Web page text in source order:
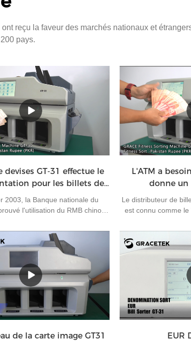
reçu la faveur des marchés nationaux et
pays.
devises GT-31 effectue le
pour les billets de
banque mixtes
2003, la Banque nationale du
l'utilisation du RMB chinois
le cinquième pays à utiliser le
des exportations.Comme
billet a quatre orientations,
A, B, C et D. La plupart des
de les trier tous dans une
ce qui cause beaucoup de
travailleurs si la machine n'a pas
cette fonction.
L'ATM a
donne un
Le distributeur de
est connu comme le
extérieur rare
déchargement
gestion simple
automatiques hors
automatiques hors
nombreuses
moitié du temps de
le même temps,
nourriture, réduit le
de la carte image GT31 EUR